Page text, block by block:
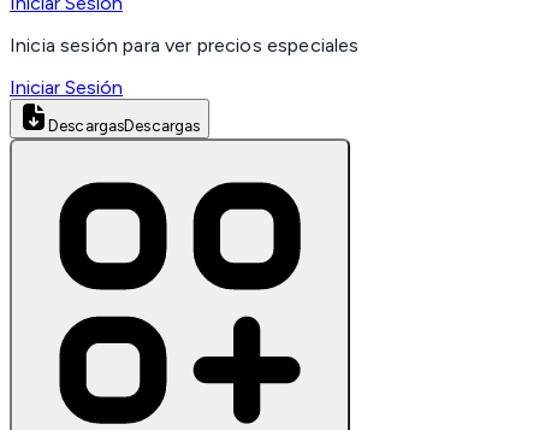
Inicia sesión para ver precios especiales
Iniciar Sesión
DescargasDescargas